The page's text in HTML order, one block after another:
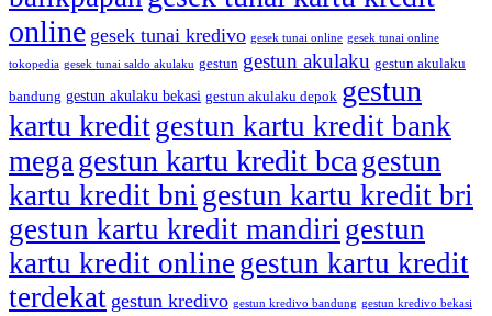
online gesek tunai kredivo gesek tunai online gesek tunai online
tokopedia gesek tunai saldo akulaku gestun gestun akulaku gestun akulaku
bandung gestun akulaku bekasi gestun akulaku depok gestun
kartu kreditgestun kartu kredit bank
megagestun kartu kredit bcagestun
kartu kredit bni gestun kartu kredit bri
gestun kartu kredit mandiri gestun
kartu kredit online gestun kartu kredit
terdekat gestun kredivo gestun kredivo bandung gestun kredivo bekasi